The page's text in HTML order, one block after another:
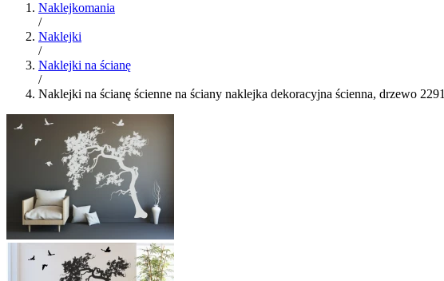
Naklejkomania
/
Naklejki
/
Naklejki na ścianę
/
Naklejki na ścianę ścienne na ściany naklejka dekoracyjna ścienna, drzewo 2291